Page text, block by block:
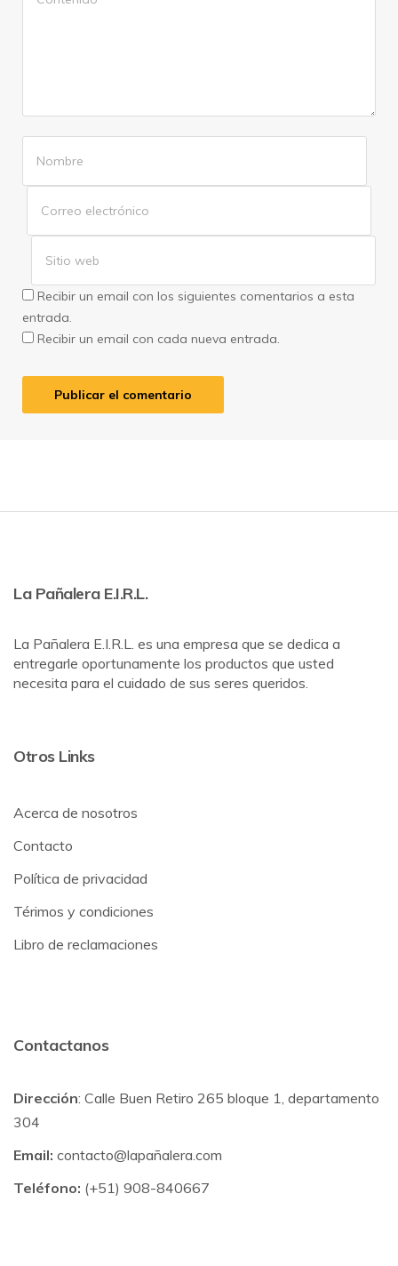
Recibir un email con los siguientes comentarios a esta
entrada.
Recibir un email con cada nueva entrada.
La Pañalera E.I.R.L.
La Pañalera E.I.R.L. es una empresa que se dedica a
entregarle oportunamente los productos que usted
necesita para el cuidado de sus seres queridos.
Otros Links
Acerca de nosotros
Contacto
Política de privacidad
Térimos y condiciones
Libro de reclamaciones
Contactanos
Dirección: Calle Buen Retiro 265 bloque 1, departamento
304
Email: contacto@lapañalera.com
Teléfono: (+51) 908-840667